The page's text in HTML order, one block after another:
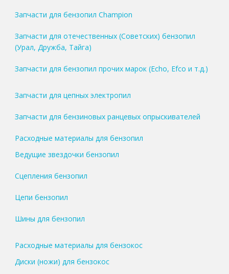
Запчасти для бензопил Champion
Запчасти для отечественных (Советских) бензопил
(Урал, Дружба, Тайга)
Запчасти для бензопил прочих марок (Echo, Efco и т.д.)
Запчасти для цепных электропил
Запчасти для бензиновых ранцевых опрыскивателей
Расходные материалы для бензопил
Ведущие звездочки бензопил
Сцепления бензопил
Цепи бензопил
Шины для бензопил
Расходные материалы для бензокос
Диски (ножи) для бензокос